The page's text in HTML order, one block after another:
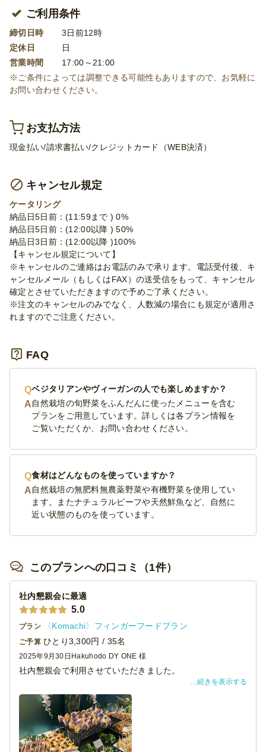
ご利用条件
締切日時
3日前12時
定休日
日
営業時間
17:00～21:00
※ご条件によっては調整できる可能性もありますので、お気軽に
お問い合わせください。
お支払方法
現金払い/請求書払い/クレジットカード（WEB決済）
キャンセル規定
ケータリング
納品日5日前：(11:59まで ) 0%
納品日5日前：(12:00以降 ) 50%
納品日3日前：(12:00以降 )100%
【キャンセル規定について】
※キャンセルのご連絡はお電話のみで承ります。電話受付後、キ
ャンセルメール（もしくはFAX）の送受信をもって、キャンセル
確定とさせていただきますので予めご了承ください。
※注文のキャンセルのみでなく、人数減の場合にも規定が適用さ
れますのでご注意ください。
FAQ
ベジタリアンやヴィーガンの人でも楽しめますか？
自然栽培の旬野菜をふんだんに使ったメニューを含む
プランをご用意しています。詳しくは各プラン情報を
ご覧いただくか、お問い合わせください。
食材はどんなものを使っていますか？
自然栽培の無肥料無農薬野菜や有機野菜を使用してい
ます。またナチュラルビーフや天然鮮魚など、自然に
近い状態のものを使っています。
このプランへの口コミ（1件）
社内懇親会に最適
5.0
プラン 〈Komachi〉フィンガーフードプラン
ご予算 ひとり3,300円 / 35名
2025年9月30日 Hakuhodo DY ONE 様
社内懇親会で利用させていただきました。
常駐スタッフの方が準備から片付けまで全て行ってくださ
るので、社内リソースを一切使うことなく、幹事も参加者
も懇親会を存分に楽しむことができました。
飲み放題には生ビールも含まれており、ドリンクの種類も
続きを表示する